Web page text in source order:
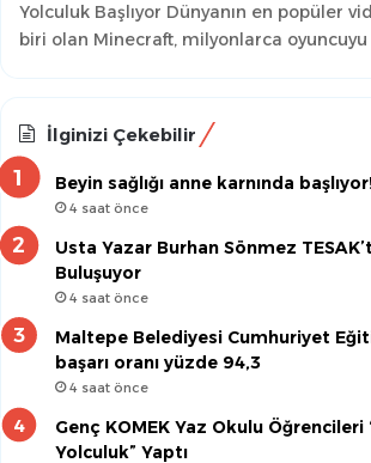
Yolculuk Başlıyor Dünyanın en popüler
biri olan Minecraft, milyonlarca
İlginizi Çekebilir
Beyin sağlığı anne karnında
4 saat önce
Usta Yazar Burhan Sönmez
Buluşuyor
4 saat önce
Maltepe Belediyesi Cumhuriyet
başarı oranı yüzde 94,3
4 saat önce
Genç KOMEK Yaz Okulu
Yolculuk” Yaptı